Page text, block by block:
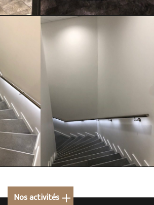
Nos activités